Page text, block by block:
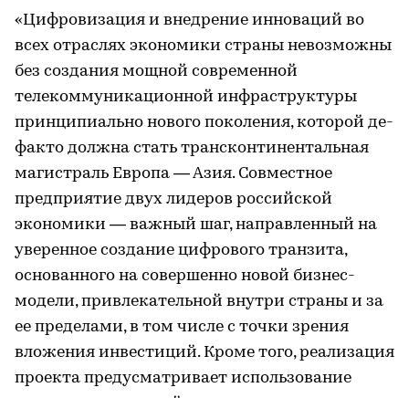
«Цифровизация и внедрение инноваций во
всех отраслях экономики страны невозможны
без создания мощной современной
телекоммуникационной инфраструктуры
принципиально нового поколения, которой де-
факто должна стать трансконтинентальная
магистраль Европа — Азия. Совместное
предприятие двух лидеров российской
экономики — важный шаг, направленный на
уверенное создание цифрового транзита,
основанного на совершенно новой бизнес-
модели, привлекательной внутри страны и за
ее пределами, в том числе с точки зрения
вложения инвестиций. Кроме того, реализация
проекта предусматривает использование